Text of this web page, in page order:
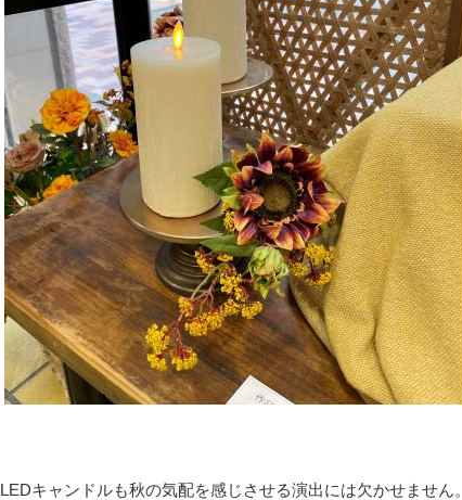
LEDキャンドルも秋の気配を感じさせる演出には欠かせません。